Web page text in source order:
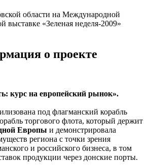
о проекте
курс на европейский рынок».
под флагманский корабль
торгового флота, который держит
Европы и демонстрировала
региона с точки зрения
и российского бизнеса, в том
продукции через донские порты.